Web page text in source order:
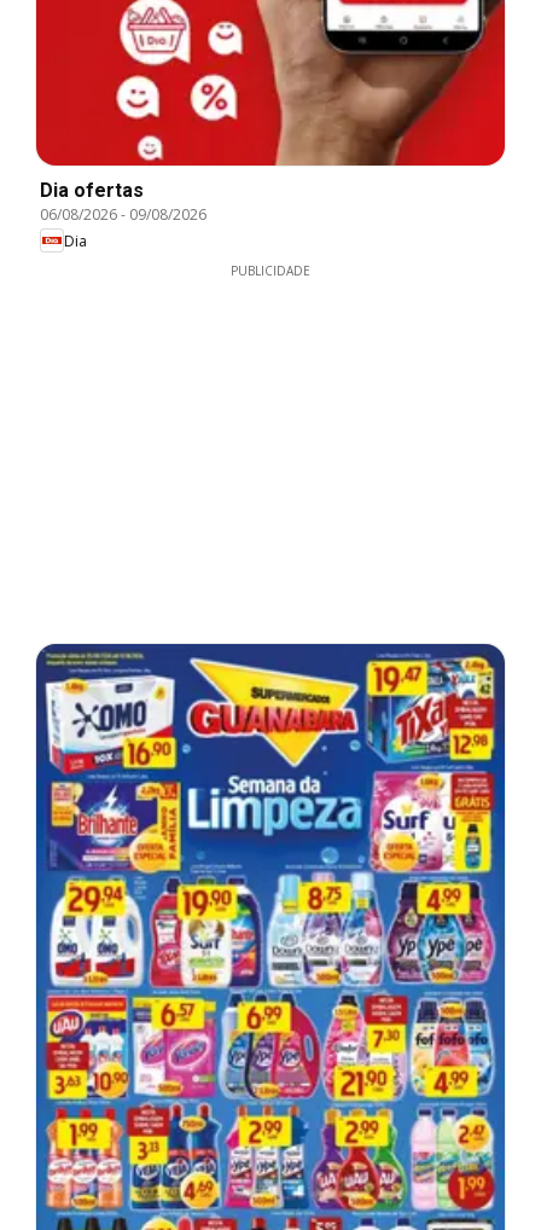
Dia ofertas
06/08/2026- 09/08/2026
Dia
PUBLICIDADE